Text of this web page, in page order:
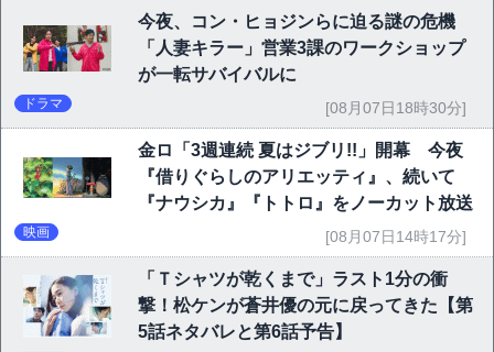
今夜、コン・ヒョジンらに迫る謎の危機
「人妻キラー」営業3課のワークショップ
が一転サバイバルに
ドラマ [08月07日18時30分]
金ロ「3週連続 夏はジブリ!!」開幕 今夜
『借りぐらしのアリエッティ』、続いて
『ナウシカ』『トトロ』をノーカット放送
映画 [08月07日14時17分]
「Ｔシャツが乾くまで」ラスト1分の衝
撃！松ケンが蒼井優の元に戻ってきた【第
5話ネタバレと第6話予告】